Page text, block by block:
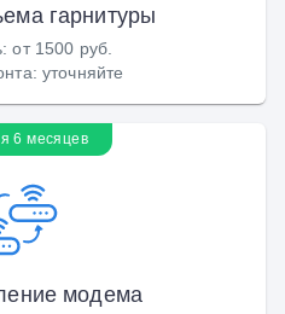
гарнитуры
:от 1500 руб.
: уточняйте
6 месяцев
модема